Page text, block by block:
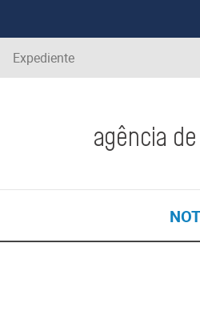
Expediente
agência